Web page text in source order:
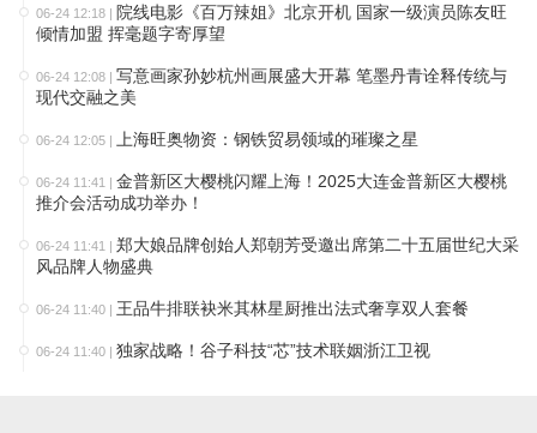
06-24 12:18 | 院线电影《百万辣姐》北京开机 国家一级演员陈友旺
倾情加盟 挥毫题字寄厚望
06-24 12:08 | 写意画家孙妙杭州画展盛大开幕 笔墨丹青诠释传统与
现代交融之美
06-24 12:05 | 上海旺奥物资：钢铁贸易领域的璀璨之星
06-24 11:41 | 金普新区大樱桃闪耀上海！2025大连金普新区大樱桃
推介会活动成功举办！
06-24 11:41 | 郑大娘品牌创始人郑朝芳受邀出席第二十五届世纪大采
风品牌人物盛典
06-24 11:40 | 王品牛排联袂米其林星厨推出法式奢享双人套餐
06-24 11:40 | 独家战略！谷子科技“芯”技术联姻浙江卫视